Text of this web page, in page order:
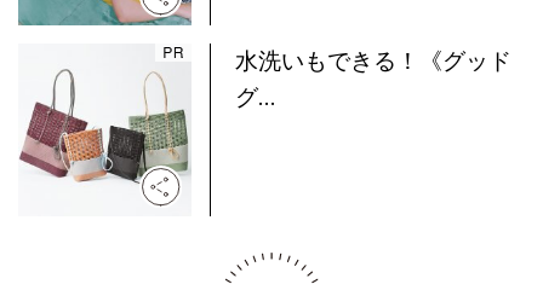
水洗いもできる！《グッド
グ...